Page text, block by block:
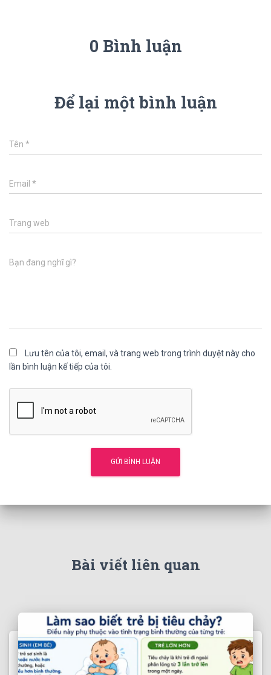
0 Bình luận
Để lại một bình luận
Tên *
Email *
Trang web
Bạn đang nghĩ gì?
Lưu tên của tôi, email, và trang web trong trình duyệt này cho
lần bình luận kế tiếp của tôi.
Bài viết liên quan